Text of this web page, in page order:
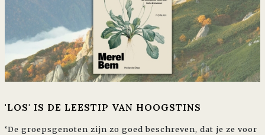
'LOS' IS DE LEESTIP VAN HOOGSTINS
‘De groepsgenoten zijn zo goed beschreven, dat je ze voor